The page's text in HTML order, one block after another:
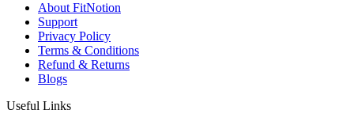
About FitNotion
Support
Privacy Policy
Terms & Conditions
Refund & Returns
Blogs
Useful Links